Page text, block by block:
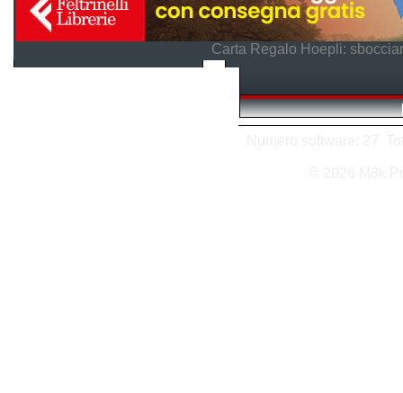
Carta Regalo Hoepli: